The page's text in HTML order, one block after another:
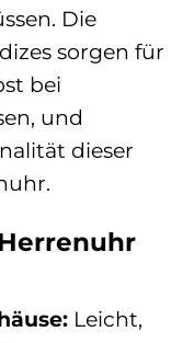
Die
sorgen für
bei
und
dieser
Leicht,